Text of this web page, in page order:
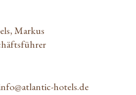
Markus
Geschäftsführer
hotels.de